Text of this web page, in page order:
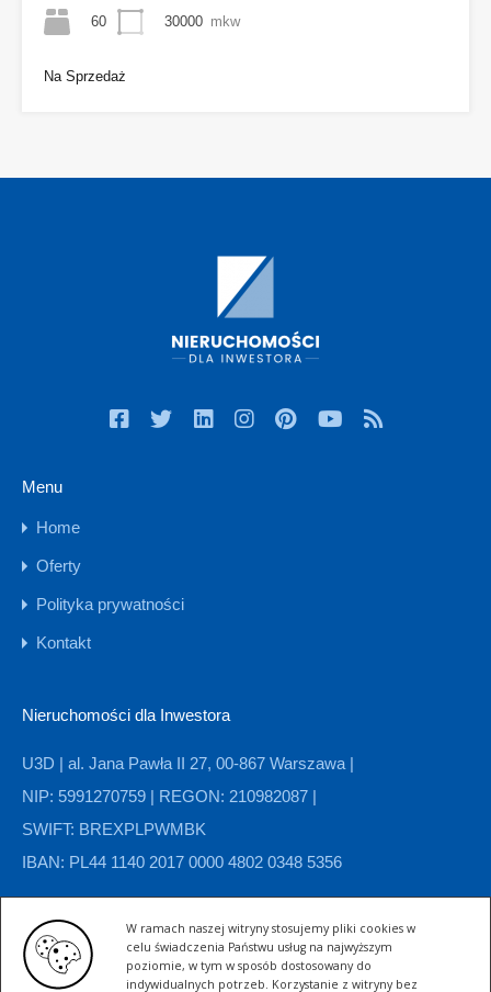
W ramach naszej witryny stosujemy pliki cookies w
celu świadczenia Państwu usług na najwyższym
poziomie, w tym w sposób dostosowany do
indywidualnych potrzeb. Korzystanie z witryny bez
60
30000 mkw
Na Sprzedaż
Menu
Home
Oferty
Polityka prywatności
Kontakt
Nieruchomości dla Inwestora
U3D | al. Jana Pawła II 27, 00-867 Warszawa |
NIP: 5991270759 | REGON: 210982087 |
SWIFT: BREXPLPWMBK
IBAN: PL44 1140 2017 0000 4802 0348 5356
Kategorie nieruchomości